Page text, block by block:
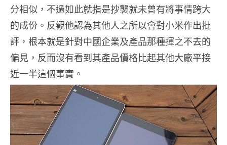
分相似，不過如此就指是抄襲就未曾有將事情跨大
的成份。反觀他認為其他人之所以會對小米作出批
評，根本就是針對中國企業及產品那種揮之不去的
偏見，反而沒有看到其產品價格比起其他大廠平接
近一半這個事實。